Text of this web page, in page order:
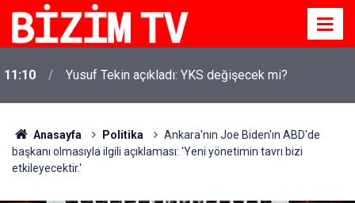
11:10 Yusuf Tekin açıkladı: YKS değişecek mi?
Anasayfa Politika
Ankara'nın Joe Biden'ın ABD'de
başkanı olmasıyla ilgili açıklaması: 'Yeni yönetimin tavrı bizi
etkileyecektir.'